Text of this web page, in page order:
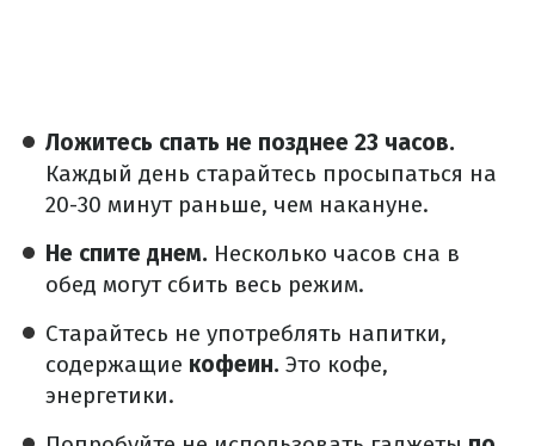
Ложитесь спать не позднее 23 часов.
Каждый день старайтесь просыпаться на
20-30 минут раньше, чем накануне.
Не спите днем. Несколько часов сна в
обед могут сбить весь режим.
Старайтесь не употреблять напитки,
содержащие кофеин. Это кофе,
энергетики.